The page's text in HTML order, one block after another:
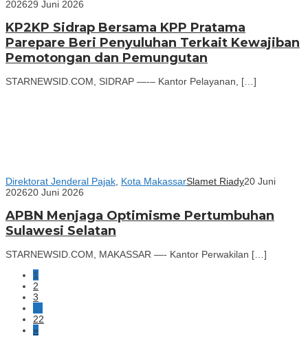
202629 Juni 2026
KP2KP Sidrap Bersama KPP Pratama
Parepare Beri Penyuluhan Terkait Kewajiban
Pemotongan dan Pemungutan
STARNEWSID.COM, SIDRAP —-– Kantor Pelayanan, […]
Direktorat Jenderal Pajak Kota MakassarSlamet Riady20 Juni
202620 Juni 2026
APBN Menjaga Optimisme Pertumbuhan
Sulawesi Selatan
STARNEWSID.COM, MAKASSAR —- Kantor Perwakilan […]
1
2
3
22
»